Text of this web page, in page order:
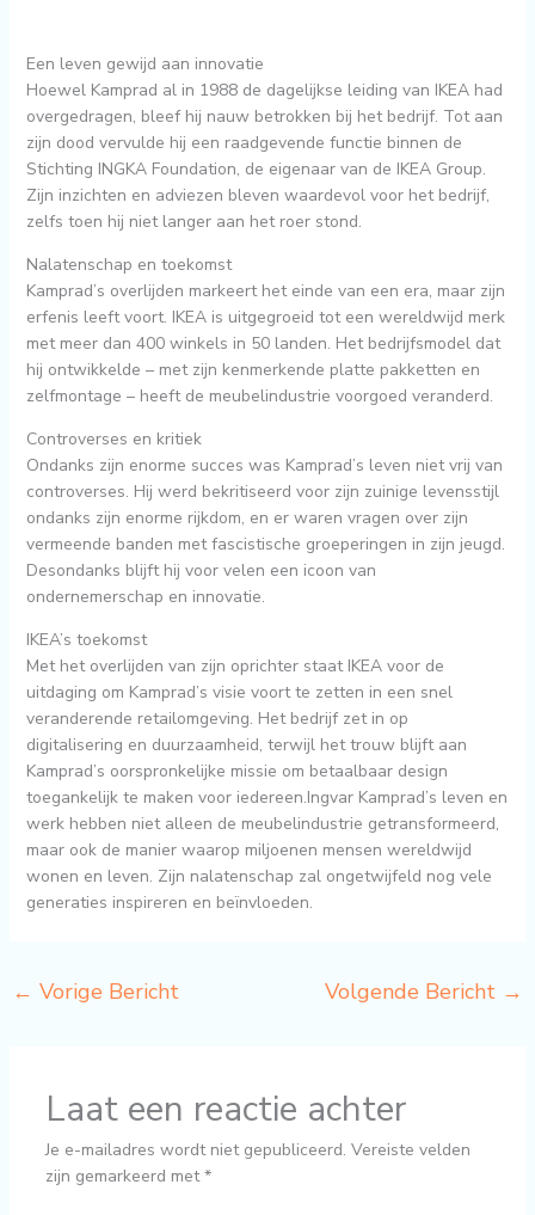
Een leven gewijd aan innovatie
Hoewel Kamprad al in 1988 de dagelijkse leiding van IKEA had
overgedragen, bleef hij nauw betrokken bij het bedrijf. Tot aan
zijn dood vervulde hij een raadgevende functie binnen de
Stichting INGKA Foundation, de eigenaar van de IKEA Group.
Zijn inzichten en adviezen bleven waardevol voor het bedrijf,
zelfs toen hij niet langer aan het roer stond.
Nalatenschap en toekomst
Kamprad’s overlijden markeert het einde van een era, maar zijn
erfenis leeft voort. IKEA is uitgegroeid tot een wereldwijd merk
met meer dan 400 winkels in 50 landen. Het bedrijfsmodel dat
hij ontwikkelde – met zijn kenmerkende platte pakketten en
zelfmontage – heeft de meubelindustrie voorgoed veranderd.
Controverses en kritiek
Ondanks zijn enorme succes was Kamprad’s leven niet vrij van
controverses. Hij werd bekritiseerd voor zijn zuinige levensstijl
ondanks zijn enorme rijkdom, en er waren vragen over zijn
vermeende banden met fascistische groeperingen in zijn jeugd.
Desondanks blijft hij voor velen een icoon van
ondernemerschap en innovatie.
IKEA’s toekomst
Met het overlijden van zijn oprichter staat IKEA voor de
uitdaging om Kamprad’s visie voort te zetten in een snel
veranderende retailomgeving. Het bedrijf zet in op
digitalisering en duurzaamheid, terwijl het trouw blijft aan
Kamprad’s oorspronkelijke missie om betaalbaar design
toegankelijk te maken voor iedereen.Ingvar Kamprad’s leven en
werk hebben niet alleen de meubelindustrie getransformeerd,
maar ook de manier waarop miljoenen mensen wereldwijd
wonen en leven. Zijn nalatenschap zal ongetwijfeld nog vele
generaties inspireren en beïnvloeden.
← Vorige Bericht Volgende Bericht →
Laat een reactie achter
Je e-mailadres wordt niet gepubliceerd. Vereiste velden
zijn gemarkeerd met*